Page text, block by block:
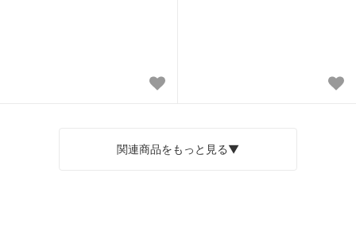
関連商品をもっと見る▼